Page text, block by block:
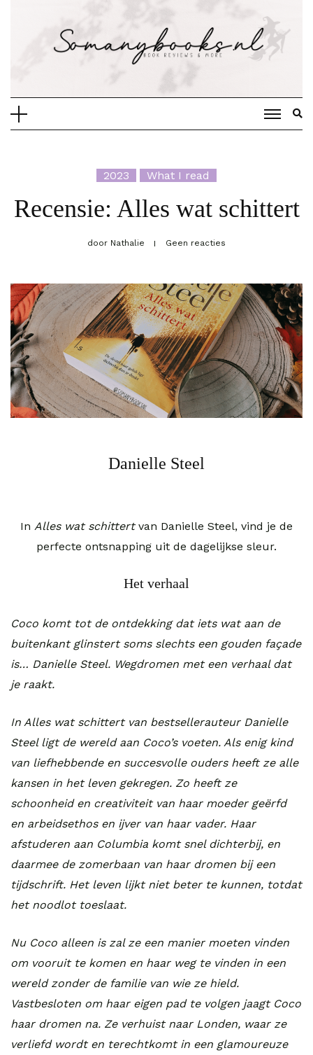
2023 What I read
Recensie: Alles wat schittert
door Nathalie Geen reacties
Danielle Steel
In Alles wat schittertvan Danielle Steel, vind je de
perfecte ontsnapping uit de dagelijkse sleur.
Het verhaal
Coco komt tot de ontdekking dat iets wat aan de
buitenkant glinstert soms slechts een gouden façade
is… Danielle Steel. Wegdromen met een verhaal dat
je raakt.
In Alles wat schittert van bestsellerauteur Danielle
Steel ligt de wereld aan Coco’s voeten. Als enig kind
van liefhebbende en succesvolle ouders heeft ze alle
kansen in het leven gekregen. Zo heeft ze
schoonheid en creativiteit van haar moeder geërfd
en arbeidsethos en ijver van haar vader. Haar
afstuderen aan Columbia komt snel dichterbij, en
daarmee de zomerbaan van haar dromen bij een
tijdschrift. Het leven lijkt niet beter te kunnen, totdat
het noodlot toeslaat.
Nu Coco alleen is zal ze een manier moeten vinden
om vooruit te komen en haar weg te vinden in een
wereld zonder de familie van wie ze hield.
Vastbesloten om haar eigen pad te volgen jaagt Coco
haar dromen na. Ze verhuist naar Londen, waar ze
verliefd wordt en terechtkomt in een glamoureuze